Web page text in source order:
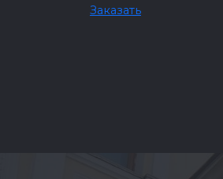
Заказать